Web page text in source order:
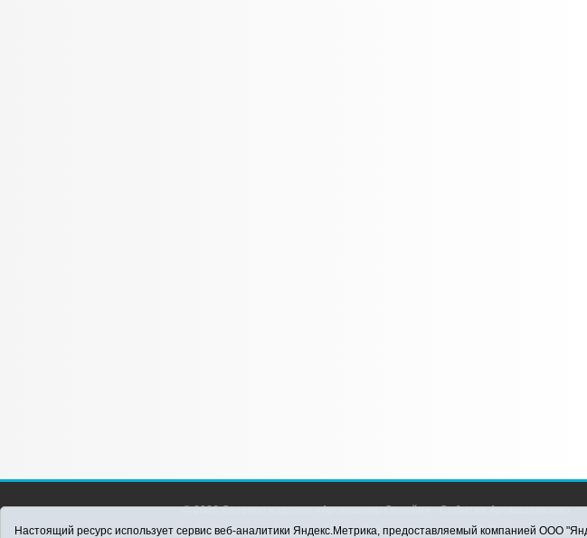
© 2026 Сетевое издание «Аромашево Онлайн» - События Аромашевского
района. Для детей старше 16 лет. Все права защищены © При
Настоящий ресурс использует сервис веб-аналитики Яндекс.Метрика, предоставляемый компанией ООО